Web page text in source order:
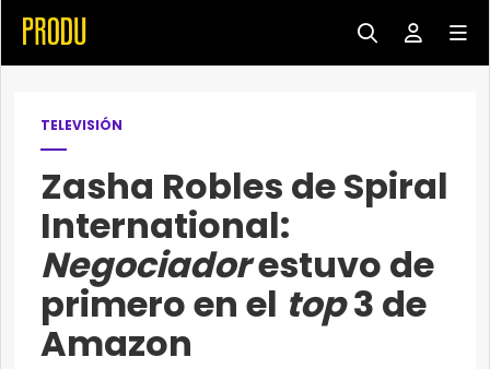
TELEVISIÓN
Zasha Robles de Spiral
International:
Negociadorestuvo de
primero en el top3 de
Amazon